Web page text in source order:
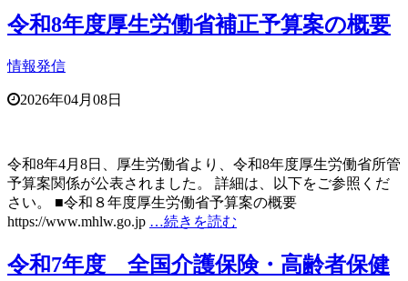
令和8年度厚生労働省補正予算案の概要
情報発信
2026年04月08日
令和8年4月8日、厚生労働省より、令和8年度厚生労働省所管
予算案関係が公表されました。 詳細は、以下をご参照くだ
さい。 ■令和８年度厚生労働省予算案の概要
https://www.mhlw.go.jp …続きを読む
令和7年度 全国介護保険・高齢者保健